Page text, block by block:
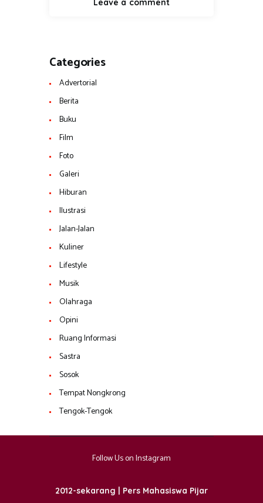
Categories
Advertorial
Berita
Buku
Film
Foto
Galeri
Hiburan
Ilustrasi
Jalan-Jalan
Kuliner
Lifestyle
Musik
Olahraga
Opini
Ruang Informasi
Sastra
Sosok
Tempat Nongkrong
Tengok-Tengok
Follow Us on Instagram
2012-sekarang | Pers Mahasiswa Pijar